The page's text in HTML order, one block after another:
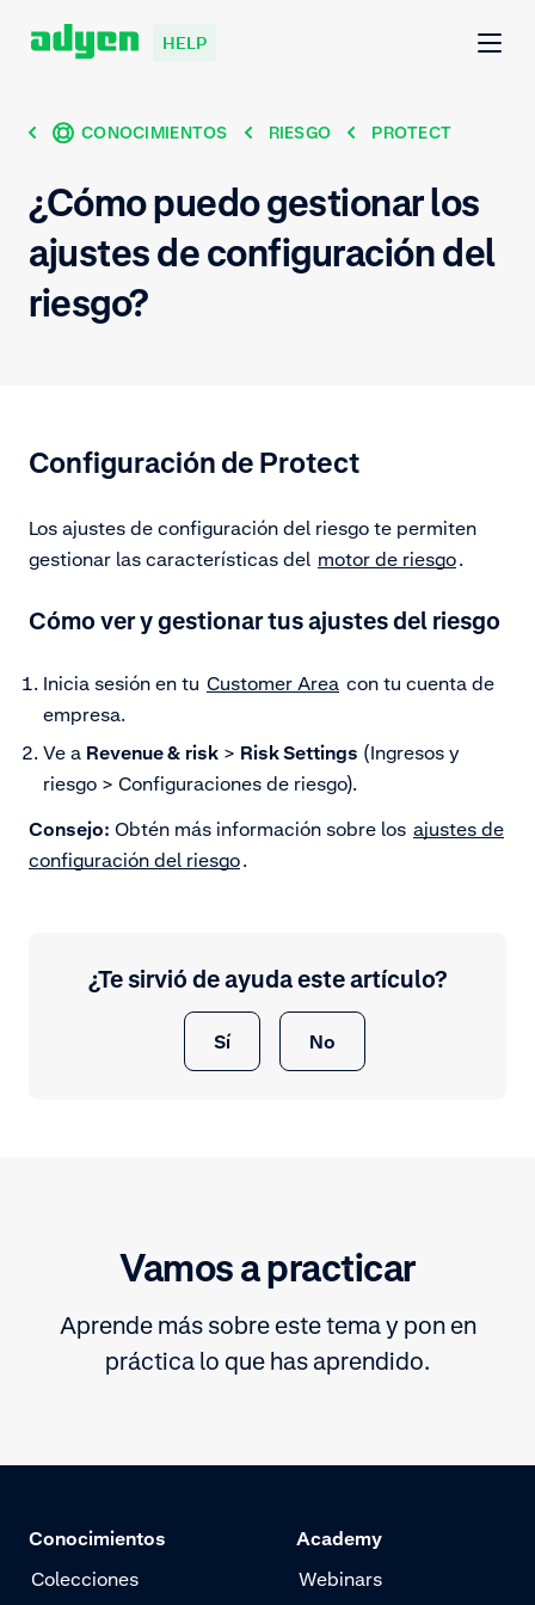
HELP
CONOCIMIENTOS RIESGO PROTECT
¿Cómo puedo gestionar los
ajustes de configuración del
riesgo?
Configuración de Protect
Los ajustes de configuración del riesgo te permiten
gestionar las características del motor de riesgo.
Cómo ver y gestionar tus ajustes del riesgo
Inicia sesión en tu Customer Area con tu cuenta de
empresa.
Ve a Revenue & risk > Risk Settings (Ingresos y
riesgo > Configuraciones de riesgo).
Consejo: Obtén más información sobre los ajustes de
configuración del riesgo.
¿Te sirvió de ayuda este artículo?
Sí No
Vamos a practicar
Aprende más sobre este tema y pon en
práctica lo que has aprendido.
Conocimientos
Colecciones
Academy
Webinars